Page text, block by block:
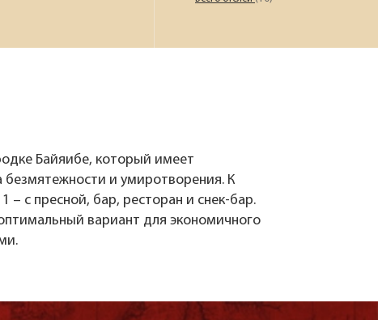
указанной цене и только после
это связывается с клиентом.
Да! Это не современно, но зато
надёжно!
Байяибе, который имеет
и умиротворения. К
– с пресной, бар, ресторан и снек-бар.
вариант для экономичного